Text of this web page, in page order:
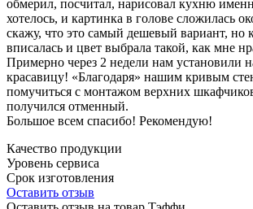
обмерил, посчитал, нарисовал кухню
хотелось, и картинка в голове сложилась
скажу, что это самый дешевый вариант, но
вписалась и цвет выбрала такой, как мне
Примерно через 2 недели нам установили
красавицу! «Благодаря» нашим кривым
помучиться с монтажом верхних
получился отменный.
Большое всем спасибо! Рекомендую!
Качество продукции
Уровень сервиса
Срок изготовления
Оставить отзыв